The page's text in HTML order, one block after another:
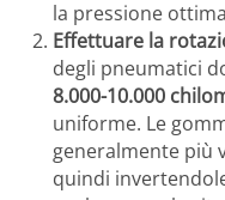
la pressione
Effettuare la
degli pneumatici
8.000-10.000
uniforme. Le
generalmente più
quindi